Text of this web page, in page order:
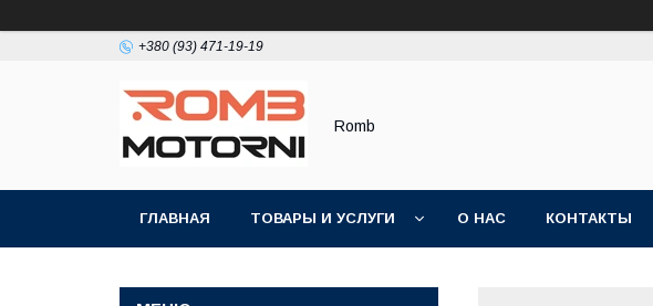
+380 (93) 471-19-19
Romb
ГЛАВНАЯ ТОВАРЫ И УСЛУГИ О НАС КОНТАКТЫ